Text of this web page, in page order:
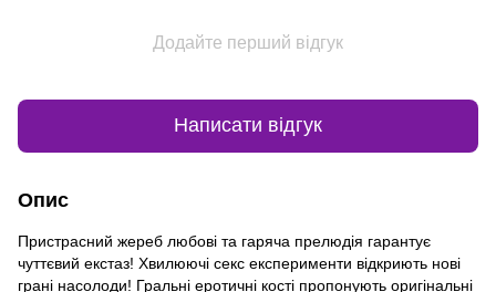
Додайте перший відгук
Написати відгук
Опис
Пристрасний жереб любові та гаряча прелюдія гарантує
чуттєвий екстаз! Хвилюючі секс експерименти відкриють нові
грані насолоди! Гральні еротичні кості пропонують оригінальні